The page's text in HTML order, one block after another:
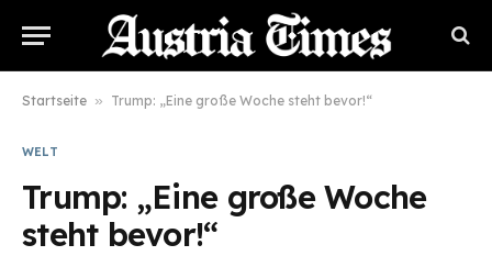
Startseite » Trump: „Eine große Woche steht bevor!“
WELT
Trump: „Eine große Woche
steht bevor!“